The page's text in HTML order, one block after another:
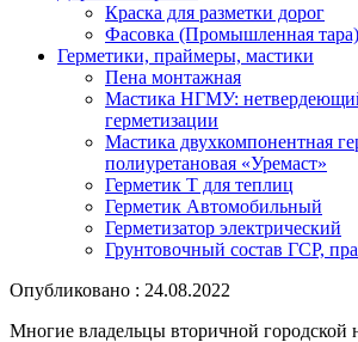
Краска для разметки дорог
Фасовка (Промышленная тара)
Герметики, праймеры, мастики
Пена монтажная
Мастика НГМУ:
герметизации
Мастика двухкомпонентная
полиуретановая «Уремаст»
Герметик Т для теплиц
Герметик Автомобильный
Герметизатор электрический
Грунтовочный состав ГСР,
Опубликовано : 24.08.2022
Многие владельцы вторичной городской